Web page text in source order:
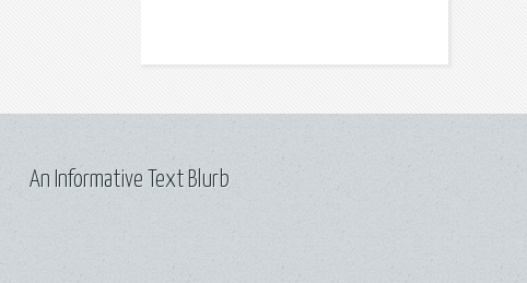
An Informative Text Blurb